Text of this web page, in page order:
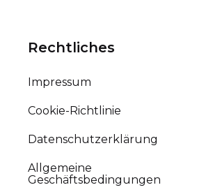
Rechtliches
Impressum
Cookie-Richtlinie
Datenschutzerklärung
Allgemeine
Geschäftsbedingungen